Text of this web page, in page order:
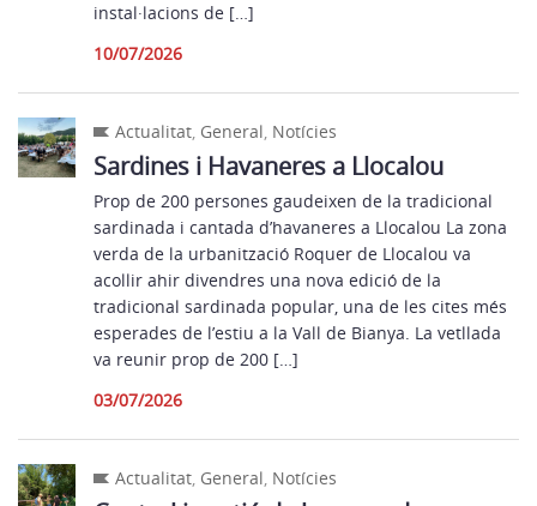
instal·lacions de […]
10/07/2026
Actualitat, General, Notícies
Sardines i Havaneres a Llocalou
Prop de 200 persones gaudeixen de la tradicional
sardinada i cantada d’havaneres a Llocalou La zona
verda de la urbanització Roquer de Llocalou va
acollir ahir divendres una nova edició de la
tradicional sardinada popular, una de les cites més
esperades de l’estiu a la Vall de Bianya. La vetllada
va reunir prop de 200 […]
03/07/2026
Actualitat, General, Notícies